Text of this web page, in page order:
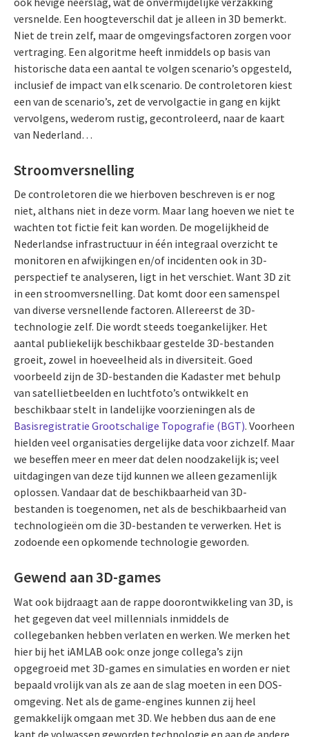
versnelde. Een hoogteverschil dat je alleen in 3D bemerkt.
Niet de trein zelf, maar de omgevingsfactoren zorgen voor
vertraging. Een algoritme heeft inmiddels op basis van
historische data een aantal te volgen scenario’s opgesteld,
inclusief de impact van elk scenario. De controletoren kiest
een van de scenario’s, zet de vervolgactie in gang en kijkt
vervolgens, wederom rustig, gecontroleerd, naar de kaart
van Nederland…
Stroomversnelling
De controletoren die we hierboven beschreven is er nog
niet, althans niet in deze vorm. Maar lang hoeven we niet te
wachten tot fictie feit kan worden. De mogelijkheid de
Nederlandse infrastructuur in één integraal overzicht te
monitoren en afwijkingen en/of incidenten ook in 3D-
perspectief te analyseren, ligt in het verschiet. Want 3D zit
in een stroomversnelling. Dat komt door een samenspel
van diverse versnellende factoren. Allereerst de 3D-
technologie zelf. Die wordt steeds toegankelijker. Het
aantal publiekelijk beschikbaar gestelde 3D-bestanden
groeit, zowel in hoeveelheid als in diversiteit. Goed
voorbeeld zijn de 3D-bestanden die Kadaster met behulp
van satellietbeelden en luchtfoto’s ontwikkelt en
beschikbaar stelt in landelijke voorzieningen als de
Basisregistratie Grootschalige Topografie (BGT). Voorheen
hielden veel organisaties dergelijke data voor zichzelf. Maar
we beseffen meer en meer dat delen noodzakelijk is; veel
uitdagingen van deze tijd kunnen we alleen gezamenlijk
oplossen. Vandaar dat de beschikbaarheid van 3D-
bestanden is toegenomen, net als de beschikbaarheid van
technologieën om die 3D-bestanden te verwerken. Het is
zodoende een opkomende technologie geworden.
Gewend aan 3D-games
Wat ook bijdraagt aan de rappe doorontwikkeling van 3D, is
het gegeven dat veel millennials inmiddels de
collegebanken hebben verlaten en werken. We merken het
hier bij het iAMLAB ook: onze jonge collega’s zijn
opgegroeid met 3D-games en simulaties en worden er niet
bepaald vrolijk van als ze aan de slag moeten in een DOS-
omgeving. Net als de game-engines kunnen zij heel
gemakkelijk omgaan met 3D. We hebben dus aan de ene